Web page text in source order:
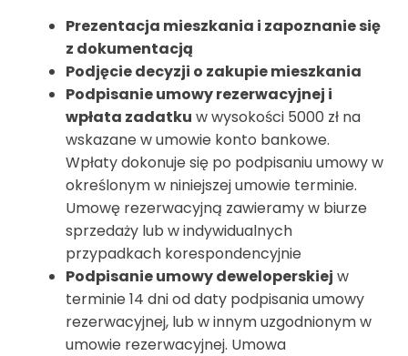
Prezentacja mieszkania i zapoznanie się
z dokumentacją
Podjęcie decyzji o zakupie mieszkania
Podpisanie umowy rezerwacyjnej i
wpłata zadatku w wysokości 5000 zł na
wskazane w umowie konto bankowe.
Wpłaty dokonuje się po podpisaniu umowy w
określonym w niniejszej umowie terminie.
Umowę rezerwacyjną zawieramy w biurze
sprzedaży lub w indywidualnych
przypadkach korespondencyjnie
Podpisanie umowy deweloperskiej w
terminie 14 dni od daty podpisania umowy
rezerwacyjnej, lub w innym uzgodnionym w
umowie rezerwacyjnej. Umowa